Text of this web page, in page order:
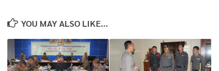
YOU MAY ALSO LIKE...